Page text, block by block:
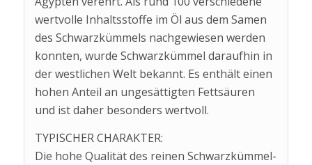
wertvolle Inhaltsstoffe im Öl aus dem Samen
des Schwarzkümmels nachgewiesen werden
konnten, wurde Schwarzkümmel daraufhin in
der westlichen Welt bekannt. Es enthält einen
hohen Anteil an ungesättigten Fettsäuren
und ist daher besonders wertvoll.
TYPISCHER CHARAKTER:
Die hohe Qualität des reinen Schwarzkümmel-